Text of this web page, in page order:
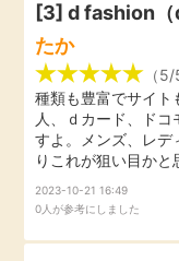
カード比較
毎日ゲット
特集一覧
家計の固
[3] d fashion（
たか
（5/
種類も豊富でサイト
人、ｄカード、ド
すよ。メンズ、レデ
りこれが狙い目かと
2023-10-21 16:49
0人が参考にしました